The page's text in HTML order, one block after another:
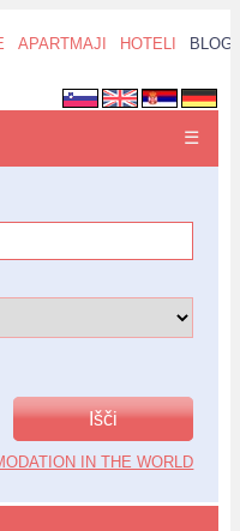
APARTMAJI HOTELI BLOG
☰
IN THE WORLD